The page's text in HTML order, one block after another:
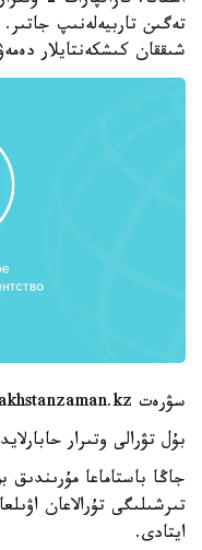
تەگىن تاربيەلەنىپ
شىققان كىشكەنتايلار
سۋرەت kazakhstanzaman.kz گازەتىنەن الىندى.
بۇل تۋرالى وتىرار
جاڭا باستاماعا
تىرشىلىگى تۇرالاعان
ايتادى.